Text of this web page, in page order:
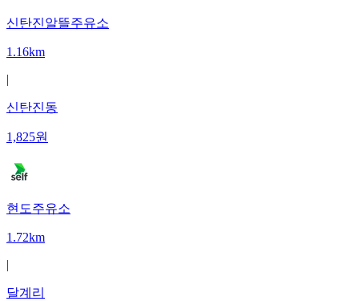
신탄진알뜰주유소
1.16km
|
신탄진동
1,825원
현도주유소
1.72km
|
달계리